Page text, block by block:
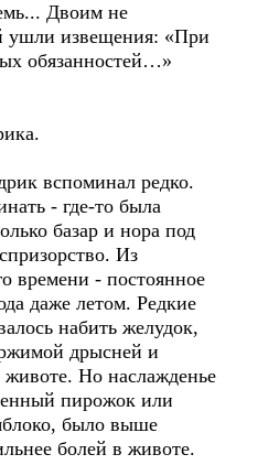
Двоим не
ушли извещения: «При
обязанностей…»
вспоминал редко.
- где-то была
базар и нора под
Из
времени - постоянное
даже летом. Редкие
набить желудок,
дрысней и
Но наслажденье
пирожок или
было выше
болей в животе.